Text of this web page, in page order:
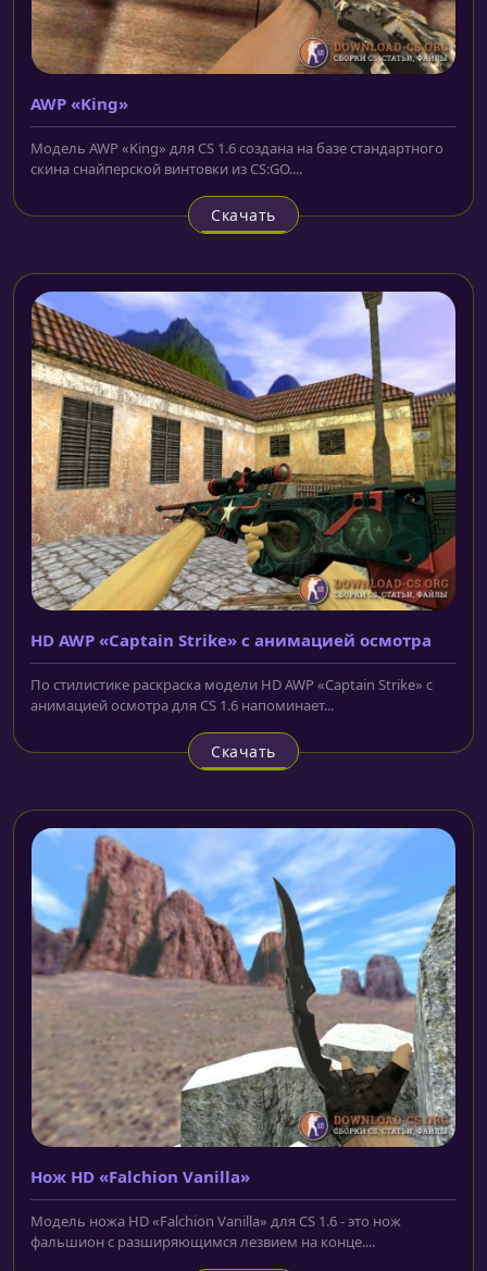
AWP «King»
Модель AWP «King» для CS 1.6 создана на базе стандартного
скина снайперской винтовки из CS:GO....
Скачать
HD AWP «Captain Strike» с анимацией осмотра
По стилистике раскраска модели HD AWP «Captain Strike» с
анимацией осмотра для CS 1.6 напоминает...
Скачать
Нож HD «Falchion Vanilla»
Модель ножа HD «Falchion Vanilla» для CS 1.6 - это нож
фальшион с разширяющимся лезвием на конце....